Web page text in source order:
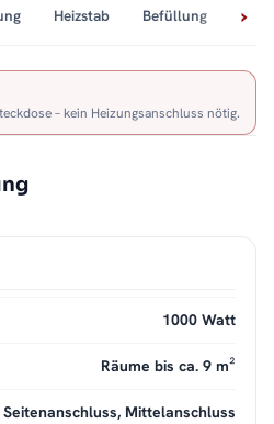
Heizstab Befüllung
– kein Heizungsanschluss nötig.
1000 Watt
Räume bis ca. 9 m²
Seitenanschluss, Mittelanschluss